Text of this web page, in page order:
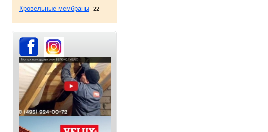
Кровельные мембраны 22